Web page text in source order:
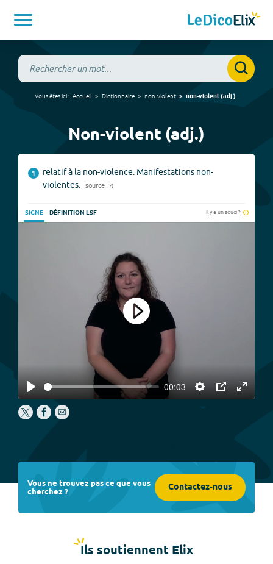
Vous êtes ici : Accueil Dictionnaire non-violent non-violent(adj.)
Non-violent (adj.)
1
relatif à la non-violence. Manifestations non-
violentes.
source
SIGNE DÉFINITION LSF Il y a un souci ?
Play
00:03
Settings
PIP
Enter
Play
Vous ne trouvez pas ce que vous
cherchez ? Contactez-nous
Ils soutiennent Elix